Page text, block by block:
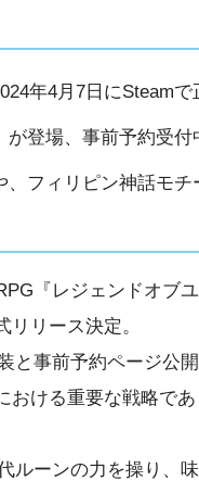
年4月7日にSteamで
登場、事前予約受付
フィリピン神話モ
『レジェンドオブ
リース決定。
事前予約ページ公開
おける重要な戦略で
ルーンの力を操り、